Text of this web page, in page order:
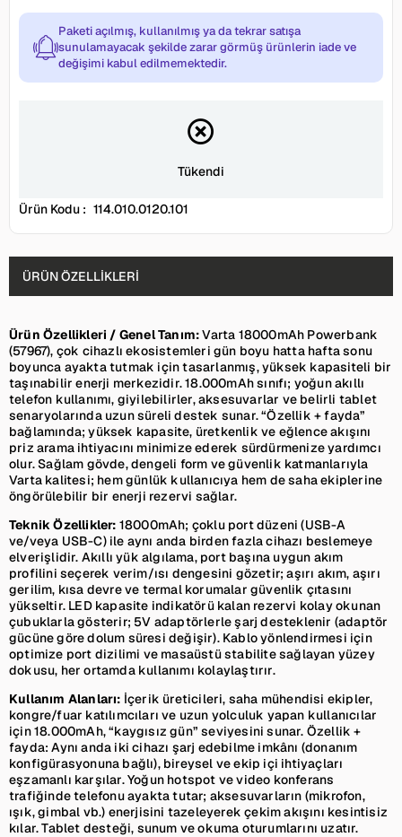
Paketi açılmış, kullanılmış ya da tekrar satışa
sunulamayacak şekilde zarar görmüş ürünlerin iade ve
değişimi kabul edilmemektedir.
Tükendi
Ürün Kodu : 114.010.0120.101
ÜRÜN ÖZELLIKLERI
Ürün Özellikleri / Genel Tanım:Varta 18000mAh Powerbank
(57967), çok cihazlı ekosistemleri gün boyu hatta hafta sonu
boyunca ayakta tutmak için tasarlanmış, yüksek kapasiteli bir
taşınabilir enerji merkezidir. 18.000mAh sınıfı; yoğun akıllı
telefon kullanımı, giyilebilirler, aksesuvarlar ve belirli tablet
senaryolarında uzun süreli destek sunar. “Özellik + fayda”
bağlamında; yüksek kapasite, üretkenlik ve eğlence akışını
priz arama ihtiyacını minimize ederek sürdürmenize yardımcı
olur. Sağlam gövde, dengeli form ve güvenlik katmanlarıyla
Varta kalitesi; hem günlük kullanıcıya hem de saha ekiplerine
öngörülebilir bir enerji rezervi sağlar.
Teknik Özellikler: 18000mAh; çoklu port düzeni (USB-A
ve/veya USB-C) ile aynı anda birden fazla cihazı beslemeye
elverişlidir. Akıllı yük algılama, port başına uygun akım
profilini seçerek verim/ısı dengesini gözetir; aşırı akım, aşırı
gerilim, kısa devre ve termal korumalar güvenlik çıtasını
yükseltir. LED kapasite indikatörü kalan rezervi kolay okunan
çubuklarla gösterir; 5V adaptörlerle şarj desteklenir (adaptör
gücüne göre dolum süresi değişir). Kablo yönlendirmesi için
optimize port dizilimi ve masaüstü stabilite sağlayan yüzey
dokusu, her ortamda kullanımı kolaylaştırır.
Kullanım Alanları: İçerik üreticileri, saha mühendisi ekipler,
kongre/fuar katılımcıları ve uzun yolculuk yapan kullanıcılar
için 18.000mAh, “kaygısız gün” seviyesini sunar. Özellik +
fayda: Aynı anda iki cihazı şarj edebilme imkânı (donanım
konfigürasyonuna bağlı), bireysel ve ekip içi ihtiyaçları
eşzamanlı karşılar. Yoğun hotspot ve video konferans
trafiğinde telefonu ayakta tutar; aksesuvarların (mikrofon,
ışık, gimbal vb.) enerjisini tazeleyerek çekim akışını kesintisiz
kılar. Tablet desteği, sunum ve okuma oturumlarını uzatır.